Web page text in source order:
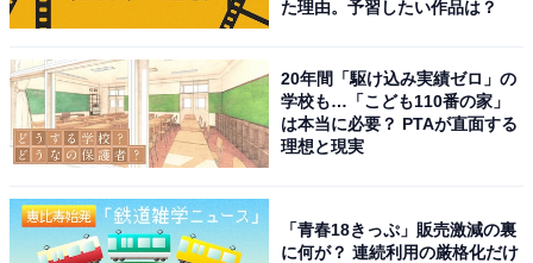
た理由。予習したい作品は？
20年間「駆け込み実績ゼロ」の
学校も…「こども110番の家」
は本当に必要？ PTAが直面する
理想と現実
「青春18きっぷ」販売激減の裏
に何が？ 連続利用の厳格化だけ